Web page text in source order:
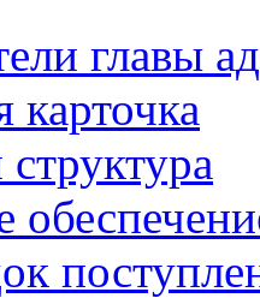
главы
карточка